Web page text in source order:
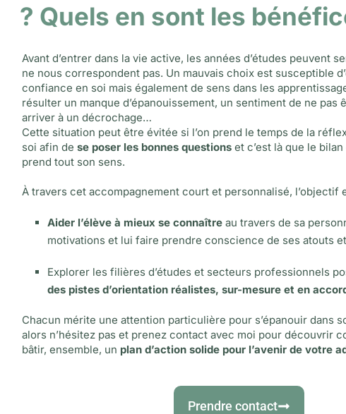
? Quels en sont les
Avant d’entrer dans la vie active, les années d’études peuvent
ne nous correspondent pas. Un mauvais choix est susceptible
confiance en soi mais également de sens dans les
résulter un manque d’épanouissement, un sentiment de ne pas
arriver à un décrochage…
Cette situation peut être évitée si l’on prend le temps de la
soi afin de se poser les bonnes questions et c’est là que le
prend tout son sens.
À travers cet accompagnement court et personnalisé, l’objectif
Aider l’élève à mieux se connaître au travers de sa
motivations et lui faire prendre conscience de ses atouts
Explorer les filières d’études et secteurs professionnels
des pistes d’orientation réalistes, sur-mesure et en
Chacun mérite une attention particulière pour s’épanouir dans
alors n’hésitez pas et prenez contact avec moi pour découvrir
bâtir, ensemble, un plan d’action solide pour l’avenir de votre
Prendre contact